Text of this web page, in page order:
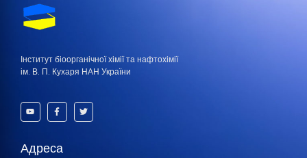
Інститут біоорганічної хімії та нафтохімії
ім. В. П. Кухаря НАН України
Адреса